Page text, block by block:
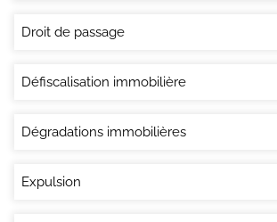
Droit de passage
Défiscalisation immobilière
Dégradations immobilières
Expulsion